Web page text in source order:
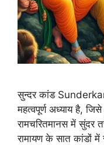
सुन्दर कांड
महत्वपूर्ण अध्याय है,
रामचरितमानस में सुंदर
रामायण के सात कांडों